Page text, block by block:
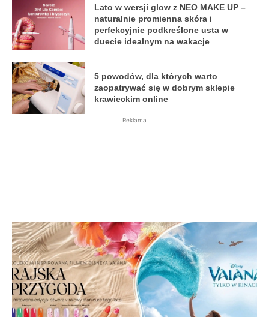
Lato w wersji glow z NEO MAKE UP –
naturalnie promienna skóra i
perfekcyjnie podkreślone usta w
duecie idealnym na wakacje
5 powodów, dla których warto
zaopatrywać się w dobrym sklepie
krawieckim online
Reklama